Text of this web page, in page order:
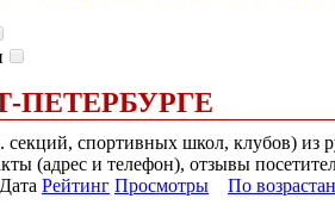
ПЕТЕРБУРГЕ
секций, спортивных школ, клубов) из
(адрес и телефон), отзывы
Дата Рейтинг Просмотры По